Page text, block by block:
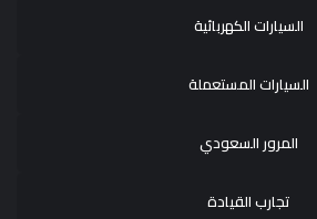
السيارات الكهربائية
السيارات المستعملة
المرور السعودي
تجارب القيادة